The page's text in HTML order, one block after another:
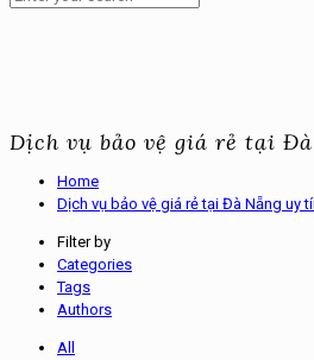
Dịch vụ bảo vệ giá rẻ tại
Home
Dịch vụ bảo vệ giá rẻ tại Đà Nẵng uy
Filter by
Categories
Tags
Authors
All